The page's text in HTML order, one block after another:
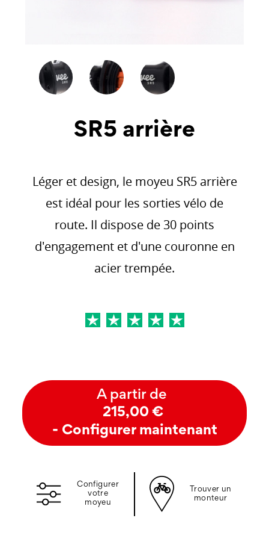
SR5 arrière
Léger et design, le moyeu SR5 arrière
est idéal pour les sorties vélo de
route. Il dispose de 30 points
d'engagement et d'une couronne en
acier trempée.
A partir de
215,00 €
- Configurer maintenant
Configurer
votre
moyeu
Trouver un
monteur